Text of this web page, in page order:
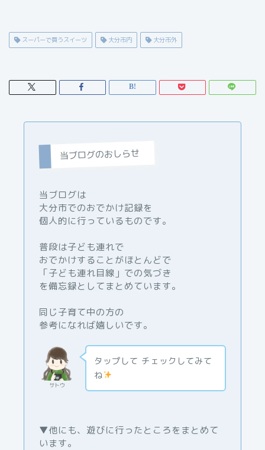
スーパーで買うスイーツ 大分市内 大分市外
当ブログのおしらせ
当ブログは
大分市でのおでかけ記録を
個人的に行っているものです。
普段は子ども連れで
おでかけすることがほとんどで
「子ども連れ目線」での気づき
を備忘録としてまとめています。
同じ子育て中の方の
参考になれば嬉しいです。
サトウ
タップして チェックしてみて
ね
▼他にも、遊びに行ったところをまとめて
います。